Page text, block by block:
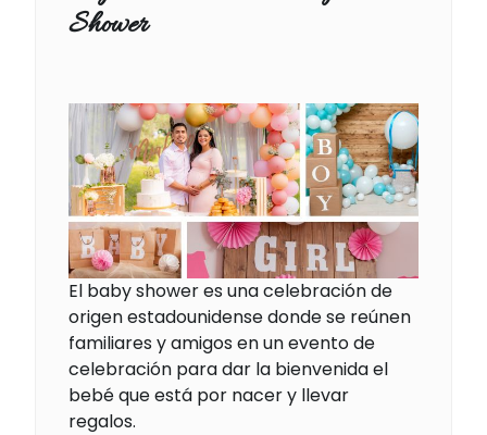
Shower
El baby shower es una celebración de
origen estadounidense donde se reúnen
familiares y amigos en un evento de
celebración para dar la bienvenida el
bebé que está por nacer y llevar
regalos.